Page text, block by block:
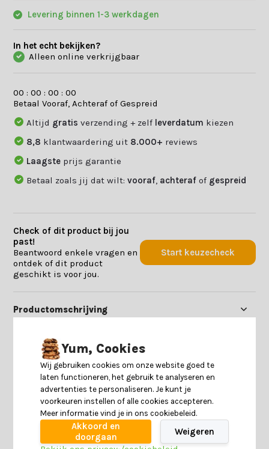
Levering binnen 1-3 werkdagen
In het echt bekijken?
Alleen online verkrijgbaar
00 :00 :00 :00
Betaal Vooraf, Achteraf of Gespreid
Altijd gratisverzending + zelf leverdatum kiezen
8,8 klantwaardering uit 8.000+ reviews
Laagste prijs garantie
Betaal zoals jij dat wilt:vooraf achteraf of gespreid
Check of dit product bij jou
past!
Beantwoord enkele vragen en
ontdek of dit product
geschikt is voor jou.
Start keuzecheck
Productomschrijving
Specificaties
Reviews
Yum, Cookies
Wij gebruiken cookies om onze website goed te
laten functioneren, het gebruik te analyseren en
advertenties te personaliseren. Je kunt je
voorkeuren instellen of alle cookies accepteren.
Meer informatie vind je in ons cookiebeleid.
Akkoord en
doorgaan
Weigeren